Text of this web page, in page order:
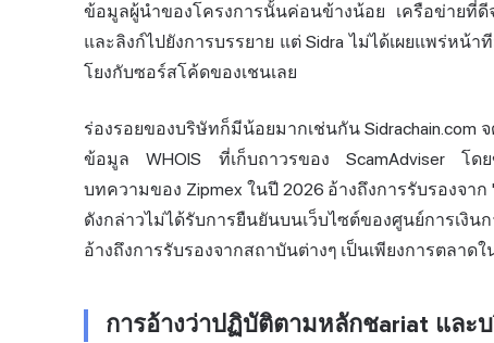
ข้อมูลผู้นำของโครงการนั้นค่อนข้างน้อย เครือข่ายที่
และลิงก์ไปยังการบรรยาย แต่ Sidra ไม่ได้เผยแพร่ห
โยงกับซอร์สโค้ดของเชนเลย
ร่องรอยของบริษัทก็มีน้อยมากเช่นกัน Sidrachain.com
ข้อมูล WHOIS ที่เก็บถาวรของ ScamAdviser โดย
บทความของ Zipmex ในปี 2026 อ้างถึงการรับรองจ
ดังกล่าวไม่ได้รับการยืนยันบนเว็บไซต์ของศูนย์การเ
อ้างถึงการรับรองจากสถาบันต่างๆ เป็นเพียงการตลาด
การอ้างว่าปฏิบัติตามหลักชariat และ